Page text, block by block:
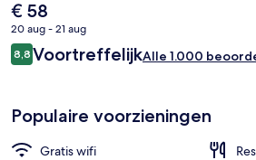
Bakuroyokoyama en 7 minuten naar Station
De
huidige
prijs
is
€ 58
20 aug - 21 aug
Beoordelingen
8,88,8 op 10 –
VoortreffelijkAlle 1.000
Populaire voorzieningen
Gratis wifi